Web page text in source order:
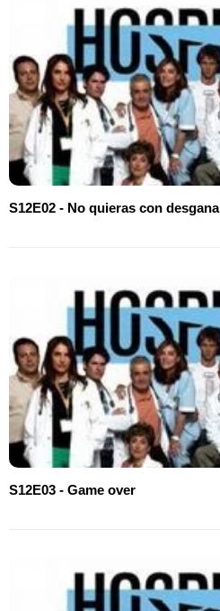
S12E02 - No quieras con desgana
S12E03 - Game over